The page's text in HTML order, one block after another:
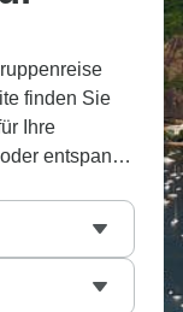
finden Sie
Ihre
entspannt,
verreisen